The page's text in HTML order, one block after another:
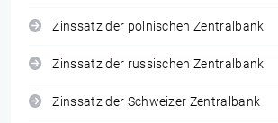
Zinssatz der polnischen Zentralbank
Zinssatz der russischen Zentralbank
Zinssatz der Schweizer Zentralbank